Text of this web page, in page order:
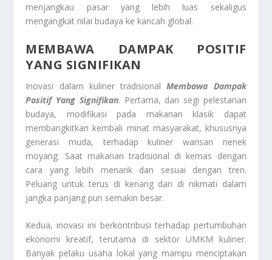
menjangkau pasar yang lebih luas sekaligus
mengangkat nilai budaya ke kancah global.
MEMBAWA DAMPAK POSITIF
YANG SIGNIFIKAN
Inovasi dalam kuliner tradisionalMembawa Dampak
Positif Yang Signifikan. Pertama, dari segi pelestarian
budaya, modifikasi pada makanan klasik dapat
membangkitkan kembali minat masyarakat, khususnya
generasi muda, terhadap kuliner warisan nenek
moyang. Saat makanan tradisional di kemas dengan
cara yang lebih menarik dan sesuai dengan tren.
Peluang untuk terus di kenang dan di nikmati dalam
jangka panjang pun semakin besar.
Kedua, inovasi ini berkontribusi terhadap pertumbuhan
ekonomi kreatif, terutama di sektor UMKM kuliner.
Banyak pelaku usaha lokal yang mampu menciptakan